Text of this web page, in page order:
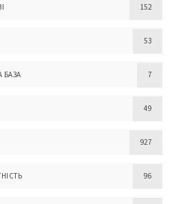
152
53
БАЗА 7
49
927
96